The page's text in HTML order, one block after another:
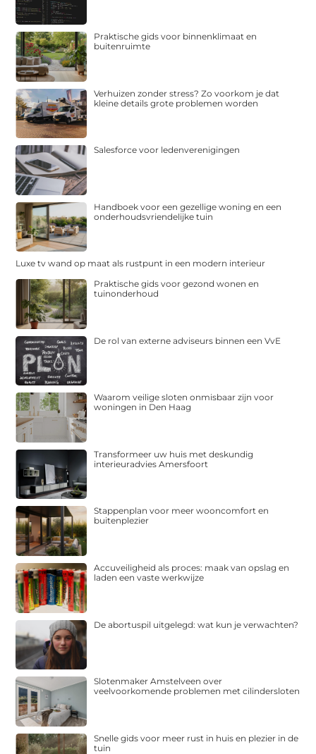
Praktische gids voor binnenklimaat en
buitenruimte
Verhuizen zonder stress? Zo voorkom je dat
kleine details grote problemen worden
Salesforce voor ledenverenigingen
Handboek voor een gezellige woning en een
onderhoudsvriendelijke tuin
Luxe tv wand op maat als rustpunt in een modern interieur
Praktische gids voor gezond wonen en
tuinonderhoud
De rol van externe adviseurs binnen een VvE
Waarom veilige sloten onmisbaar zijn voor
woningen in Den Haag
Transformeer uw huis met deskundig
interieuradvies Amersfoort
Stappenplan voor meer wooncomfort en
buitenplezier
Accuveiligheid als proces: maak van opslag en
laden een vaste werkwijze
De abortuspil uitgelegd: wat kun je verwachten?
Slotenmaker Amstelveen over
veelvoorkomende problemen met cilindersloten
Snelle gids voor meer rust in huis en plezier in de
tuin